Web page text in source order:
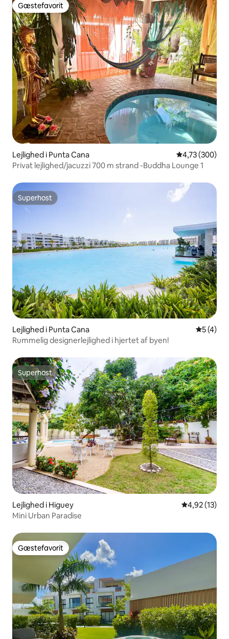
Gæstefavorit
Gæstefavorit
Lejlighed i Punta Cana 4,73 ud af 5 i
4,73 (300)
Privat lejlighed/jacuzzi 700 m strand -Buddha Lounge 1
Superhost
Superhost
Lejlighed i Punta Cana 5 ud af 5
5 (4)
Rummelig designerlejlighed i hjertet af byen!
Superhost
Superhost
Lejlighed i Higuey 4,92 ud af 5
4,92 (13)
Mini Urban Paradise
Gæstefavorit
Gæstefavorit